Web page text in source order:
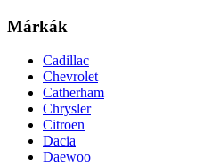
Márkák
Cadillac
Chevrolet
Catherham
Chrysler
Citroen
Dacia
Daewoo